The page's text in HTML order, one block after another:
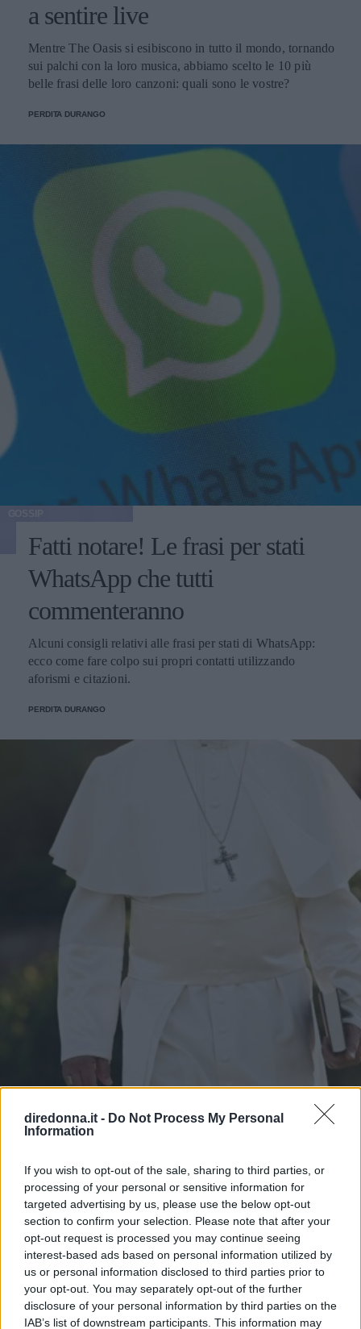
diredonna.it - Do Not Process My Personal
Information
If you wish to opt-out of the sale, sharing to third parties, or
processing of your personal or sensitive information for
targeted advertising by us, please use the below opt-out
section to confirm your selection. Please note that after your
opt-out request is processed you may continue seeing
interest-based ads based on personal information utilized by
us or personal information disclosed to third parties prior to
your opt-out. You may separately opt-out of the further
disclosure of your personal information by third parties on the
IAB’s list of downstream participants. This information may
a sentire live
Mentre The Oasis si esibiscono in tutto il mondo, tornando
sui palchi con la loro musica, abbiamo scelto le 10 più
belle frasi delle loro canzoni: quali sono le vostre?
PERDITA DURANGO
Fatti notare! Le frasi per stati
WhatsApp che tutti
commenteranno
Alcuni consigli relativi alle frasi per stati di WhatsApp:
ecco come fare colpo sui propri contatti utilizzando
aforismi e citazioni.
PERDITA DURANGO
11 frasi di Papa Leone XIV,
pronunciate quando era Robert
Francis Prevost
Chi è e cosa ha detto in passato Robert Francis Prevost,
ovvero il nuovo Papa Leone XIV che succede a Papa
Francesco I: le citazioni su migranti, ambiente, diritti e
fede.
PERDITA DURANGO